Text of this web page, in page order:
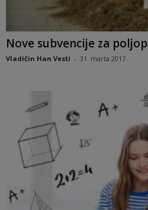
Nove subvencije za
Vladičin Han Vesti - 31. marta 2017.